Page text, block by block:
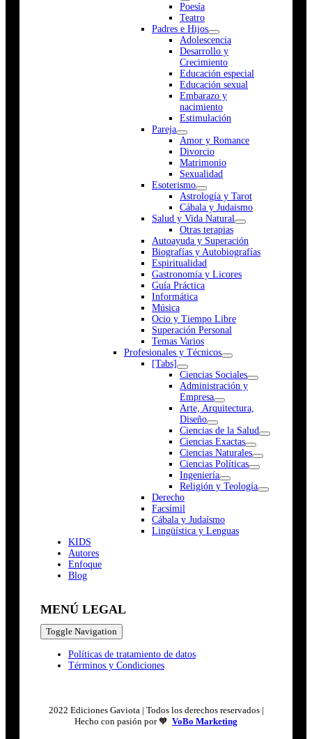
Poesía
Teatro
Padres e Hijos
Adolescencia
Desarrollo y
Crecimiento
Educación especial
Educación sexual
Embarazo y
nacimiento
Estimulación
Pareja
Amor y Romance
Divorcio
Matrimonio
Sexualidad
Esoterismo
Astrología y Tarot
Cábala y Judaismo
Salud y Vida Natural
Otras terapias
Autoayuda y Superación
Biografías y Autobiografías
Espiritualidad
Gastronomía y Licores
Guía Práctica
Informática
Música
Ocio y Tiempo Libre
Superación Personal
Temas Varios
Profesionales y Técnicos
[Tabs]
Ciencias Sociales
Administración y
Empresa
Arte, Arquitectura,
Diseño
Ciencias de la Salud
Ciencias Exactas
Ciencias Naturales
Ciencias Políticas
Ingeniería
Religión y Teología
Derecho
Facsímil
Cábala y Judaísmo
Lingüística y Lenguas
KIDS
Autores
Enfoque
Blog
MENÚ LEGAL
Toggle Navigation
Políticas de tratamiento de datos
Términos y Condiciones
2022 Ediciones Gaviota | Todos los derechos reservados |
Hecho con pasión por 🧡 VoBo Marketing